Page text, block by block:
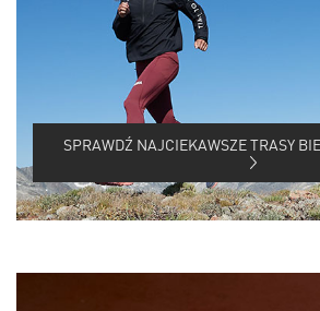
SPRAWDŹ NAJCIEKAWSZE TRASY